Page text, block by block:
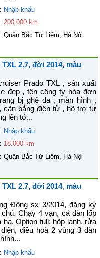
: Nhập khẩu
: 200.000 km
: Quận Bắc Từ Liêm, Hà Nội
2.7, đời 2014, màu
Prado TXL , sản xuất
đẹp , tên công ty hóa đơn
bị ghế da , màn hình ,
cân bằng điện tử , hõ trợ tư
lên tớ...
: Nhập khẩu
: 18.000 km
: Quận Bắc Từ Liêm, Hà Nội
2.7, đời 2014, màu
Đông sx 3/2014, đăng ký
Chạy 4 vạn, cả dàn lốp
Option full: hộp lạnh, rửa
điều hoà 2 vùng 3 dàn
: Nhập khẩu